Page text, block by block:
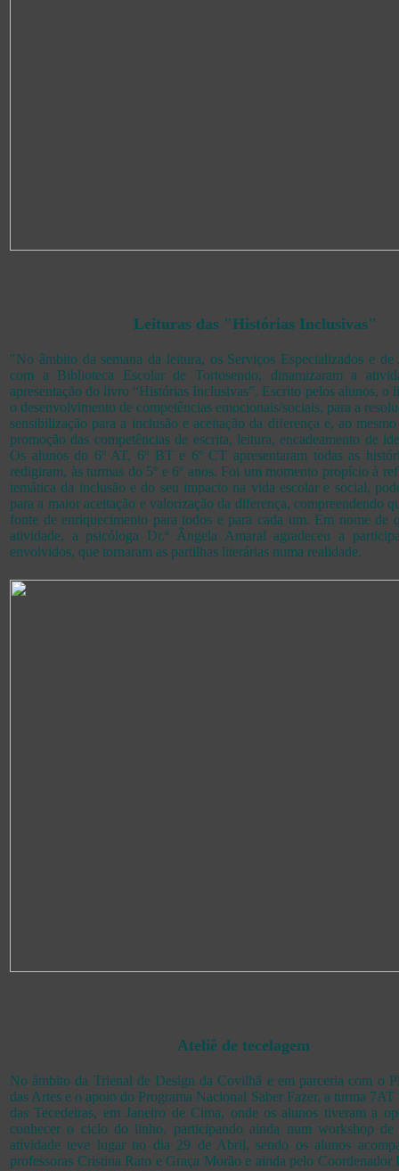
Leituras das "Histórias Inclusivas"
"No âmbito da semana da leitura, os Serviços Especializados e
com a Biblioteca Escolar de Tortosendo, dinamizaram a
apresentação do livro “Histórias Inclusivas”. Escrito pelos alunos, o
o desenvolvimento de competências emocionais/sociais, para a
sensibilização para a inclusão e aceitação da diferença e, ao
promoção das competências de escrita, leitura, encadeamento de
Os alunos do 6º AT, 6º BT e 6º CT apresentaram todas as
redigiram, às turmas do 5º e 6º anos. Foi um momento propício à
temática da inclusão e do seu impacto na vida escolar e social,
para a maior aceitação e valorização da diferença, compreendendo
fonte de enriquecimento para todos e para cada um. Em nome de
atividade, a psicóloga Dr.ª Ângela Amaral agradeceu a
envolvidos, que tornaram as partilhas literárias numa realidade.
Ateliê de tecelagem
No âmbito da Trienal de Design da Covilhã e em parceria com o
das Artes e o apoio do Programa Nacional Saber Fazer, a turma 7AT
das Tecedeiras, em Janeiro de Cima, onde os alunos tiveram a
conhecer o ciclo do linho, participando ainda num workshop de
atividade teve lugar no dia 29 de Abril, sendo os alunos
professoras Cristina Rato e Graça Morão e ainda pelo Coordenador